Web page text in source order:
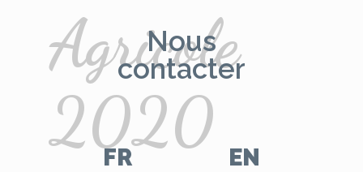
Nous
contacter
FR EN
Agricole
2020